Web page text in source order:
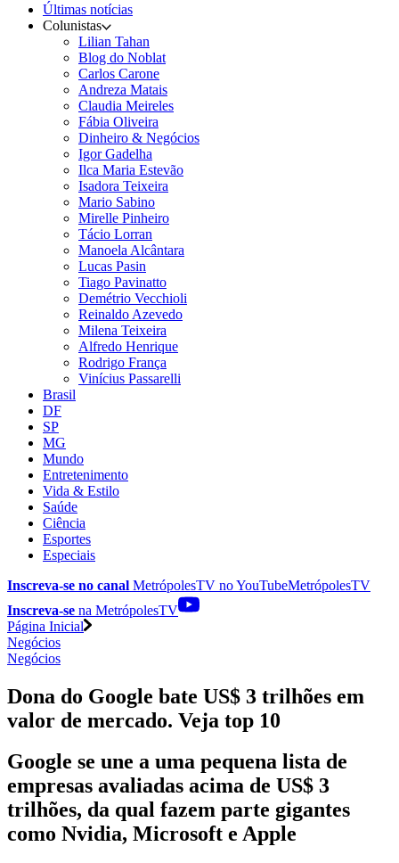
Últimas notícias
Colunistas
Lilian Tahan
Blog do Noblat
Carlos Carone
Andreza Matais
Claudia Meireles
Fábia Oliveira
Dinheiro & Negócios
Igor Gadelha
Ilca Maria Estevão
Isadora Teixeira
Mario Sabino
Mirelle Pinheiro
Tácio Lorran
Manoela Alcântara
Lucas Pasin
Tiago Pavinatto
Demétrio Vecchioli
Reinaldo Azevedo
Milena Teixeira
Alfredo Henrique
Rodrigo França
Vinícius Passarelli
Brasil
DF
SP
MG
Mundo
Entretenimento
Vida & Estilo
Saúde
Ciência
Esportes
Especiais
Inscreva-se no canal MetrópolesTV noYouTubeMetrópolesTV
Inscreva-se na MetrópolesTV
Página Inicial
Negócios
Negócios
Dona do Google bate US$ 3 trilhões em
valor de mercado. Veja top 10
Google se une a uma pequena lista de
empresas avaliadas acima de US$ 3
trilhões, da qual fazem parte gigantes
como Nvidia, Microsoft e Apple